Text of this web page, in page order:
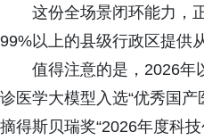
这份全场景闭环能力，
99%以上的县级行政区提供
值得注意的是，2026
诊医学大模型入选“优秀国
摘得斯贝瑞奖“2026年度科